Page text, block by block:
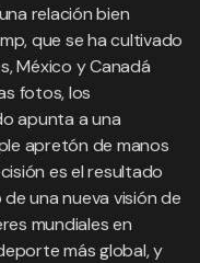
relación bien
que se ha cultivado
México y Canadá
fotos, los
apunta a una
apretón de manos
es el resultado
una nueva visión de
mundiales en
más global, y